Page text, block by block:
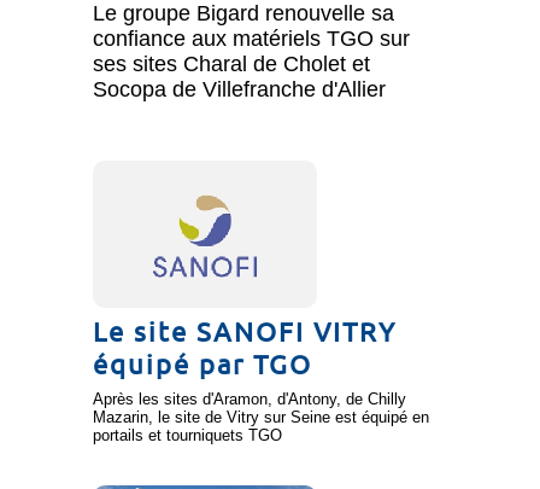
Le groupe Bigard renouvelle sa
confiance aux matériels TGO sur
ses sites Charal de Cholet et
Socopa de Villefranche d'Allier
Le site SANOFI VITRY
équipé par TGO
Après les sites d'Aramon, d'Antony, de Chilly
Mazarin, le site de Vitry sur Seine est équipé en
portails et tourniquets TGO